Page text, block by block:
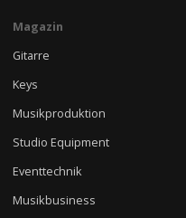
Magazin
Gitarre
Keys
Musikproduktion
Studio Equipment
Eventtechnik
Musikbusiness